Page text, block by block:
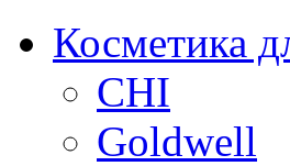
Косметика
CHI
Goldwell